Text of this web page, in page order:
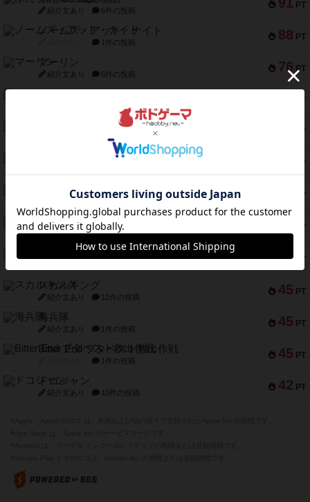
91 PT
紹介文あり 6件の投稿
88 PT
ノームズ・アット・ナイト
1件の投稿
76 PT
マーリン
紹介文あり 6件の投稿
PT
2件の投稿
PT
トランスオリエント・エクスプレス
1件の投稿
PT
アンブッシュ！：ムーブアウト！
PT
キャプテン・フリップ：イスラ・ボンバ
PT
ガルフストライク
紹介文あり 1件の投稿
45 PT
エコーズ・オブ・タイム
45 PT
スカルキング
紹介文あり 12件の投稿
45 PT
海兵隊
紹介文あり 1件の投稿
45 PT
Bitter End ブタペスト救出作戦
1件の投稿
42 PT
ドコジャン
紹介文あり 10件の投稿